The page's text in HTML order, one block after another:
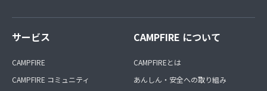
サービス
CAMPFIRE
CAMPFIRE コミュニティ
CAMPFIRE について
CAMPFIREとは
あんしん・安全への取り組み